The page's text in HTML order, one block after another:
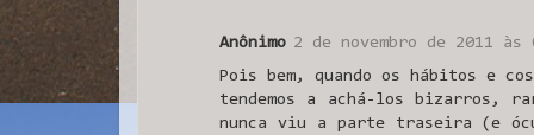
Anônimo 2 de novembro de 2011 às
Pois bem, quando os hábitos e
tendemos a achá-los bizarros,
nunca viu a parte traseira (e